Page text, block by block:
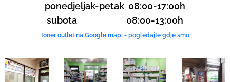
ponedjeljak-petak 08:00-17:00h
subota 08:00-13:00h
toner outlet na Google mapi - pogledajte gdje smo